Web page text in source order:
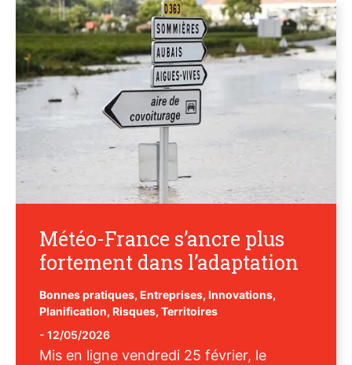
Météo-France s’ancre plus
fortement dans l’adaptation
Bonnes pratiques, Entreprises, Innovations,
Planification, Risques, Territoires
- 12/05/2026
Mis en ligne vendredi 25 février, le